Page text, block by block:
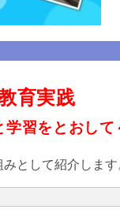
育実践
習をとおして
として紹介します